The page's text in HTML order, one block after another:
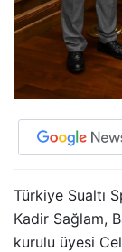
Türkiye Sualtı
Kadir Sağlam,
kurulu üyesi